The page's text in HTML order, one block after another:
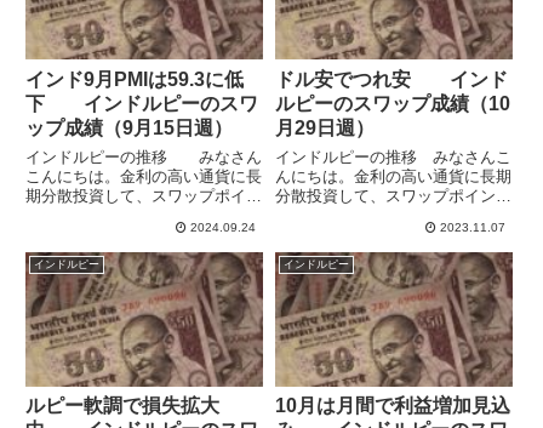
インド9月PMIは59.3に低
下 インドルピーのスワ
ップ成績（9月15日週）
インドルピーの推移 みなさん
こんにちは。金利の高い通貨に長
期分散投資して、スワップポイン
す。自身の記録としてブログで毎
週運用の報告をしています。イン
ドルピーはドルに緩くペッグして
いて、両通貨はとても似た動き
を...
2024.09.24
ドル安でつれ安 インド
ルピーのスワップ成績（10
月29日週）
インドルピーの推移 みなさんこ
んにちは。金利の高い通貨に長期
分散投資して、スワップポイント
す。米ドル・ユーロ・メキシコペ
ソ・トルコリラ・ブラジルレア
ル・インドルピー・ポーランドズ
ロチ・チェココルナ・ハンガリー
フォ...
2023.11.07
インドルピー
ルピー軟調で損失拡大
インドルピー
10月は月間で利益増加見込